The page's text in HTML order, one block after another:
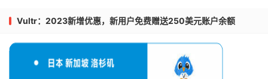
Vultr：2023新增优惠，新用户免费赠送250美元账户余额